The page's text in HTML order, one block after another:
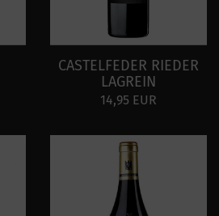
CASTELFEDER RIEDER
LAGREIN
14,95 EUR